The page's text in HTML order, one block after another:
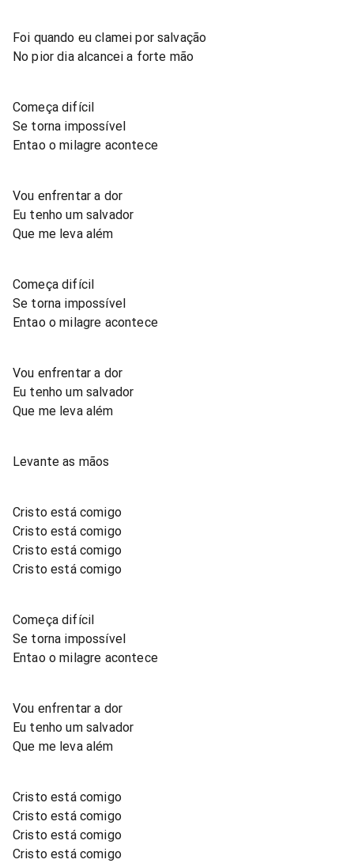
Foi quando eu clamei por salvação
No pior dia alcancei a forte mão
Começa difícil
Se torna impossível
Entao o milagre acontece
Vou enfrentar a dor
Eu tenho um salvador
Que me leva além
Começa difícil
Se torna impossível
Entao o milagre acontece
Vou enfrentar a dor
Eu tenho um salvador
Que me leva além
Levante as mãos
Cristo está comigo
Cristo está comigo
Cristo está comigo
Cristo está comigo
Começa difícil
Se torna impossível
Entao o milagre acontece
Vou enfrentar a dor
Eu tenho um salvador
Que me leva além
Cristo está comigo
Cristo está comigo
Cristo está comigo
Cristo está comigo